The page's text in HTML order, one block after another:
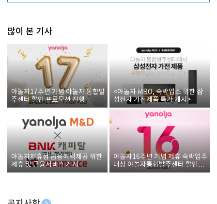
많이 본 기사
야놀자17주년 기념 야놀자 통합발
주센터 할인 프로모션 진행
<야놀자 MRO, 숙박업소 위한 삼
성전자 가전제품 특가 개시>
야놀자제휴점 금융혜택제공 위한
제휴 및 금융서비스 게시
야놀자16주년 기념 제휴 숙박업주
대상 야놀자통합발주센터 할인쿠
폰 증정